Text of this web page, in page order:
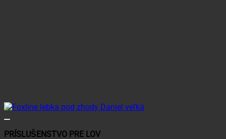
PRÍSLUŠENSTVO PRE LOV